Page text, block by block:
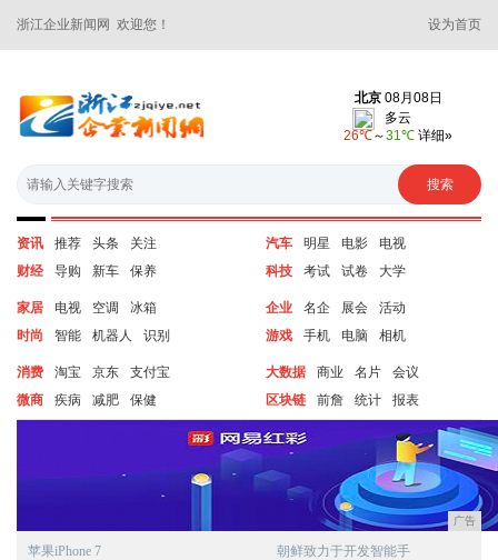
浙江企业新闻网 欢迎您！ 设为首页
资讯 推荐 头条
关注
财经
导购 新车 保养
汽车 明星 电影
电视
科技
考试 试卷 大学
家居 电视 空调
冰箱
时尚
智能 机器人 识别
企业 名企 展会
活动
游戏
手机 电脑 相机
消费 淘宝 京东
支付宝
微商
疾病 减肥 保健
大数据 商业 名片
会议
区块链
前詹 统计 报表
广告
苹果iPhone 7
朝鲜致力于开发智能手